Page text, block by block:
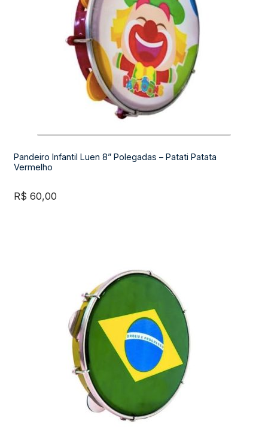
Pandeiro Infantil Luen 8” Polegadas – Patati Patata
Vermelho
R$ 60,00